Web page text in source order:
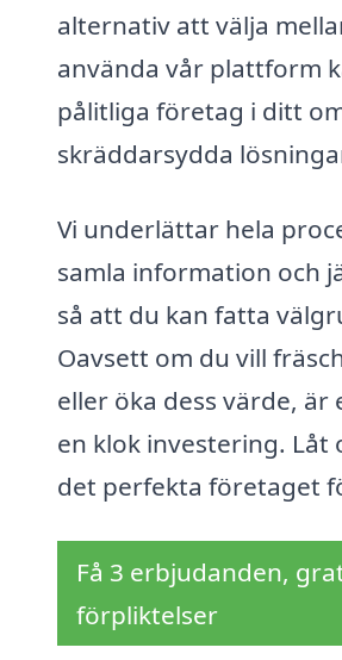
alternativ att välja
använda vår plattform
pålitliga företag i ditt
skräddarsydda
Vi underlättar hela
samla information och
så att du kan fatta
Oavsett om du vill
eller öka dess värde,
en klok investering. Låt
det perfekta företaget
Få 3 erbjudanden,
förpliktelser